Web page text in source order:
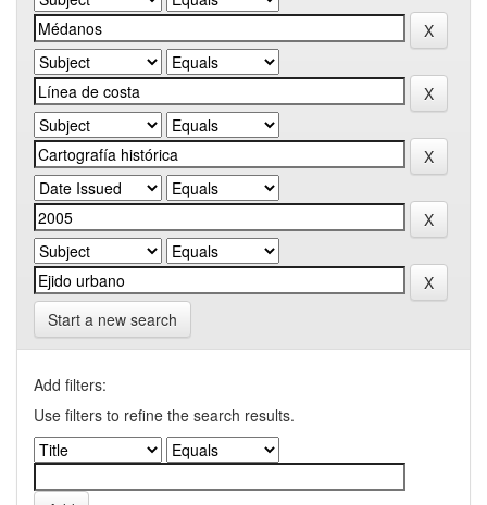
Start a new search
Add filters:
Use filters to refine the search results.